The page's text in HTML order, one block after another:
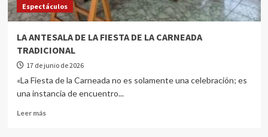
Espectáculos
LA ANTESALA DE LA FIESTA DE LA CARNEADA
TRADICIONAL
17 de junio de 2026
«La Fiesta de la Carneada no es solamente una celebración; es
una instancia de encuentro...
Leer más